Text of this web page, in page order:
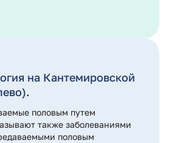
на Кантемировской
половым путем
также заболеваниями
половым